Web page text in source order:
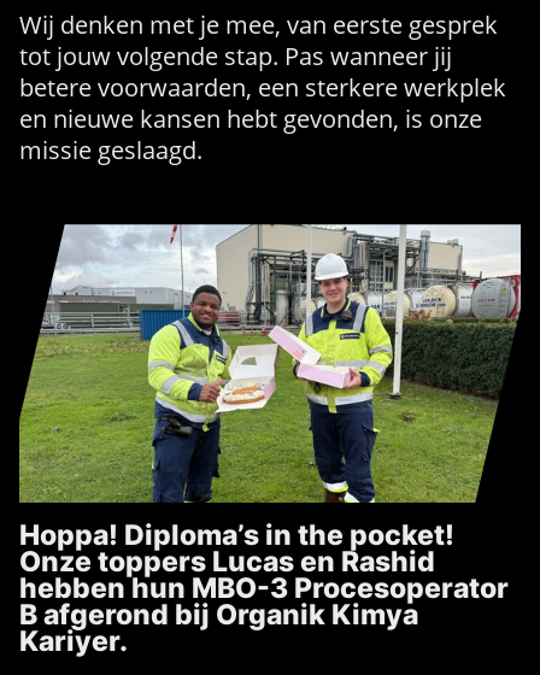
Wij denken met je mee, van eerste gesprek
tot jouw volgende stap. Pas wanneer jij
betere voorwaarden, een sterkere werkplek
en nieuwe kansen hebt gevonden, is onze
missie geslaagd.
Hoppa! Diploma’s in the pocket!
Onze toppers Lucas en Rashid
hebben hun MBO-3 Procesoperator
B afgerond bij Organik Kimya
Kariyer.